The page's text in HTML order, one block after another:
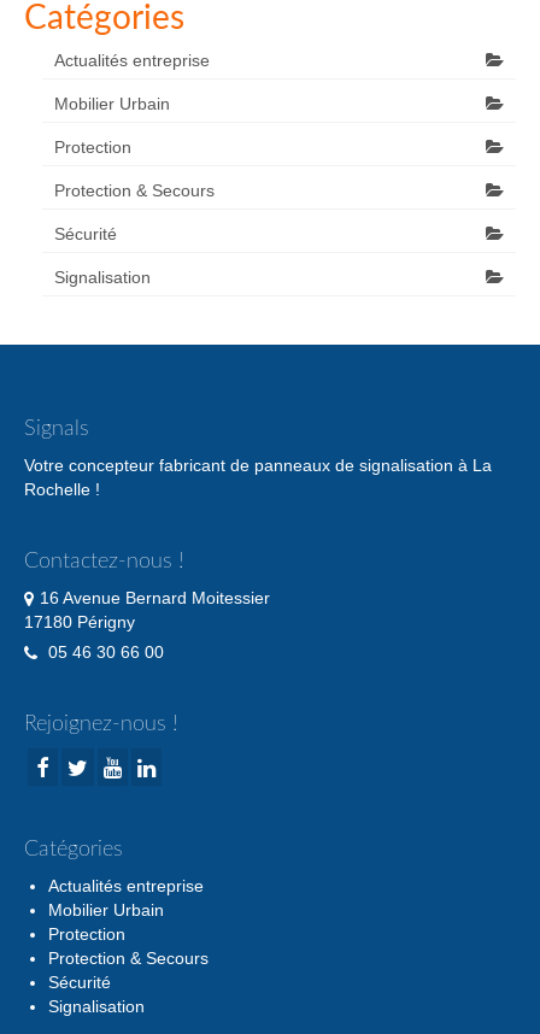
Catégories
Actualités entreprise
Mobilier Urbain
Protection
Protection & Secours
Sécurité
Signalisation
Signals
Votre concepteur fabricant de panneaux de signalisation à La
Rochelle !
Contactez-nous !
16 Avenue Bernard Moitessier
17180 Périgny
05 46 30 66 00
Rejoignez-nous !
Catégories
Actualités entreprise
Mobilier Urbain
Protection
Protection & Secours
Sécurité
Signalisation